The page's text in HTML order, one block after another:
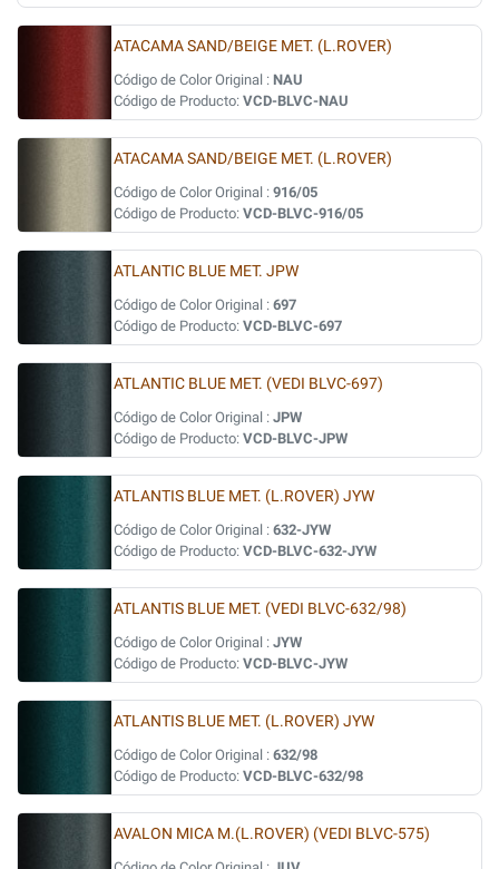
ATACAMA SAND/BEIGE MET. (L.ROVER)
Código de Color Original : NAU
Código de Producto: VCD-BLVC-NAU
ATACAMA SAND/BEIGE MET. (L.ROVER)
Código de Color Original : 916/05
Código de Producto: VCD-BLVC-916/05
ATLANTIC BLUE MET. JPW
Código de Color Original : 697
Código de Producto: VCD-BLVC-697
ATLANTIC BLUE MET. (VEDI BLVC-697)
Código de Color Original : JPW
Código de Producto: VCD-BLVC-JPW
ATLANTIS BLUE MET. (L.ROVER) JYW
Código de Color Original : 632-JYW
Código de Producto: VCD-BLVC-632-JYW
ATLANTIS BLUE MET. (VEDI BLVC-632/98)
Código de Color Original : JYW
Código de Producto: VCD-BLVC-JYW
ATLANTIS BLUE MET. (L.ROVER) JYW
Código de Color Original : 632/98
Código de Producto: VCD-BLVC-632/98
AVALON MICA M.(L.ROVER) (VEDI BLVC-575)